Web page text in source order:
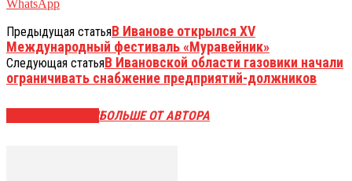
WhatsApp
Предыдущая статьяВ Иванове открылся XV
Международный фестиваль «Муравейник»
Следующая статьяВ Ивановской области газовики начали
ограничивать снабжение предприятий-должников
БОЛЬШЕ ОТ АВТОРА